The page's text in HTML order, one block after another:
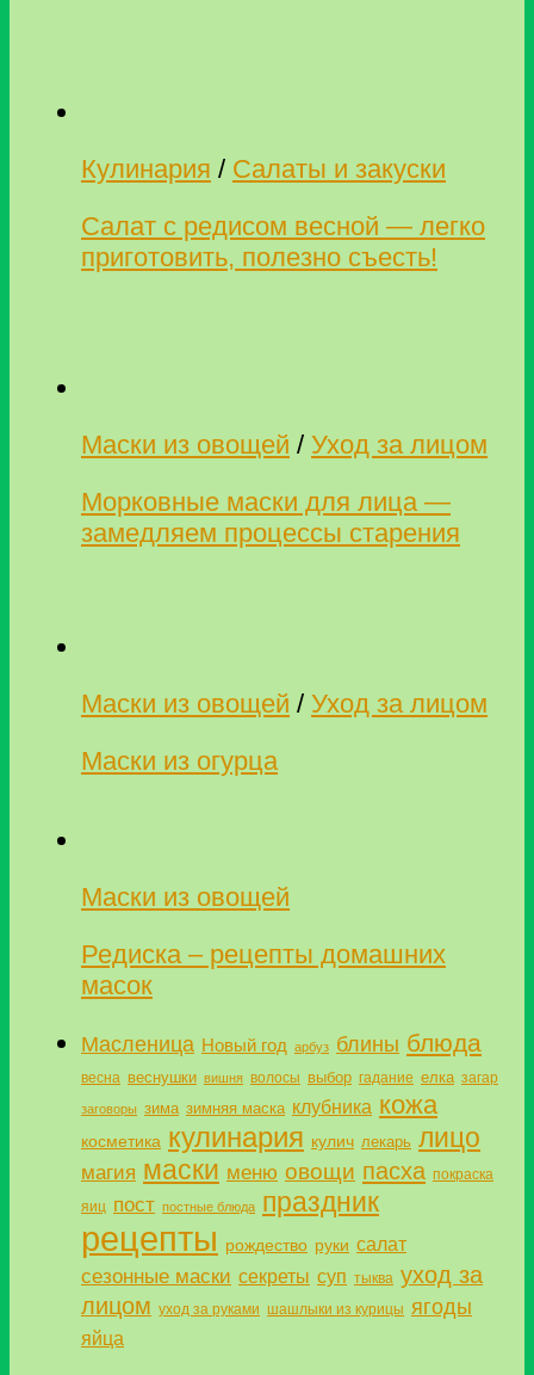
Кулинария / Салаты и закуски
Салат с редисом весной — легко
приготовить, полезно съесть!
Маски из овощей / Уход за лицом
Морковные маски для лица —
замедляем процессы старения
Маски из овощей / Уход за лицом
Маски из огурца
Маски из овощей
Редиска – рецепты домашних
масок
Масленица Новый год арбуз блины блюда
весна веснушки вишня волосы выбор гадание елка загар
заговоры зима зимняя маска клубника кожа
косметика кулинария кулич лекарь лицо
магия маски меню овощи пасха покраска
яиц пост постные блюда праздник
рецепты рождество руки салат
сезонные маски секреты суп тыква уход за
лицом уход за руками шашлыки из курицы ягоды
яйца